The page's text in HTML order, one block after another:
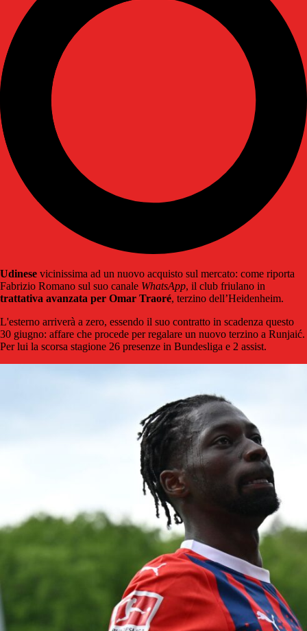
Udinese vicinissima ad un nuovo acquisto sul mercato: come riporta
Fabrizio Romano sul suo canale WhatsApp, il club friulano in
trattativa avanzata per Omar Traoré, terzino dell’Heidenheim.
L'esterno arriverà a zero, essendo il suo contratto in scadenza questo
30 giugno: affare che procede per regalare un nuovo terzino a Runjaić.
Per lui la scorsa stagione 26 presenze in Bundesliga e 2 assist.